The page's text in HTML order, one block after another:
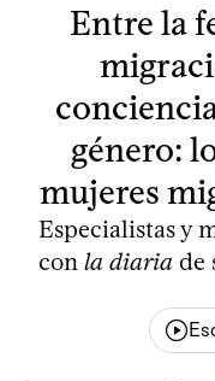
Entre la
género:
mujeres
Especialistas y
con la diariade